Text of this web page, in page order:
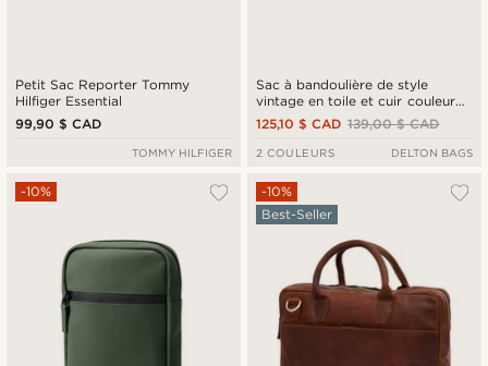
Petit Sac Reporter Tommy
Hilfiger Essential
99,90 $ CAD
TOMMY HILFIGER
Sac à bandoulière de style
vintage en toile et cuir couleur
havane
139,00 $ CAD
125,10 $ CAD
2 COULEURS DELTON BAGS
-10%
-10%
Best-Seller